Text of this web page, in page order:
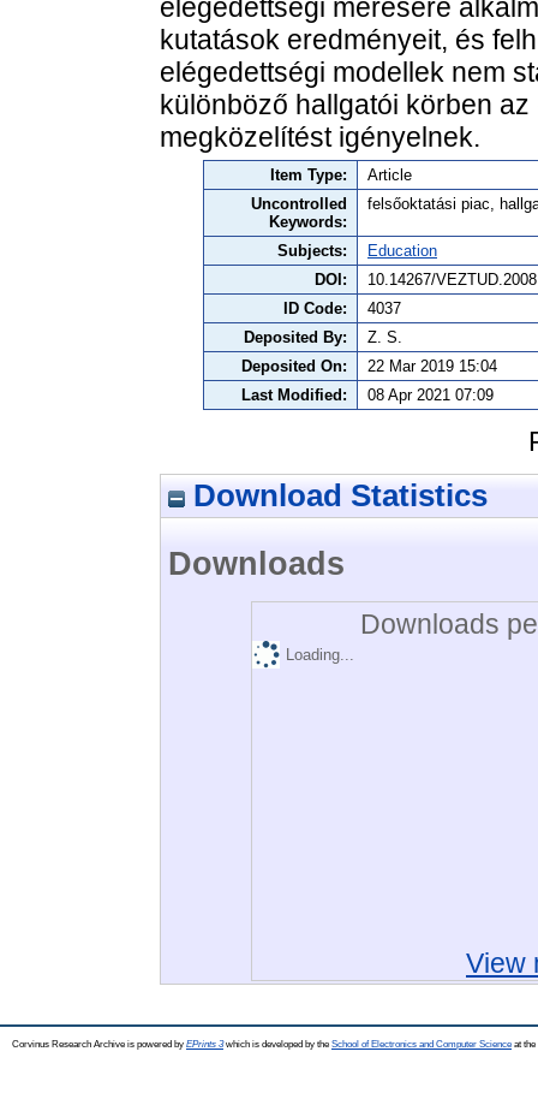
elégedettségi mérésére
kutatások eredményeit, és
elégedettségi modellek nem
különböző hallgatói körben
megközelítést igényelnek.
Item Type:
Article
Uncontrolled
Keywords:
felsőoktatási piac,
Subjects:
Education
DOI:
10.14267/
ID Code:
4037
Deposited By:
Z. S.
Deposited On:
22 Mar 2019 15:04
Last Modified:
08 Apr 2021 07:09
Download Statistics
Downloads
Downloads
Loading...
View
Corvinus Research Archive is powered by EPrints 3which is developed by the School of Electronics and Computer Science at